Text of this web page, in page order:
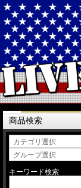
商品検索
キーワード検索